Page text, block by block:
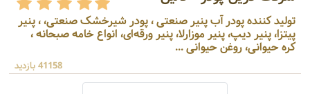
تولید کننده پودر آب پنیر صنعتی ، پودر شیرخشک صنعتی، ، پنیر
پیتزا، پنیر دیپ، پنیر موزارلا، پنیر ورقه‌ای، انواع خامه صبحانه ،
کره حیوانی، روغن حیوانی ...
41158 بازدید